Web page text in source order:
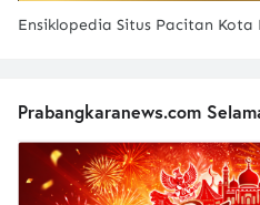
Ensiklopedia Situs Pacitan
Prabangkaranews.com